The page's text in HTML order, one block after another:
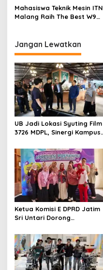
t
i
n
Posyandu sebagai Garda
Terdepan Layanan
Kesehatan
Mahasiswa Teknik Mesin ITN
Malang Raih The Best W9
Kampus di Panggung
Nasional
Jangan Lewatkan
UB Jadi Lokasi Syuting Film
3726 MDPL, Sinergi Kampus
Hadirkan Pengalaman
Nyata bagi Mahasiswa
Ketua Komisi E DPRD Jatim
Sri Untari Dorong
Posyandu sebagai Garda
Terdepan Layanan
Kesehatan